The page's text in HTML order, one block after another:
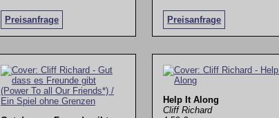
Preisanfrage Preisanfrage
Help It Along
Cliff Richard